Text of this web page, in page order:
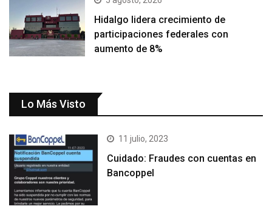
Hidalgo lidera crecimiento de
participaciones federales con
aumento de 8%
Lo Más Visto
11 julio, 2023
Cuidado: Fraudes con cuentas en
Bancoppel